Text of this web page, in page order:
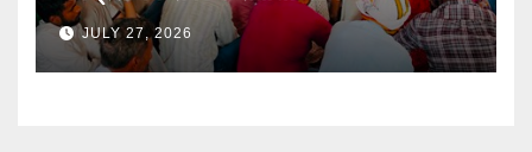
JULY 27, 2026